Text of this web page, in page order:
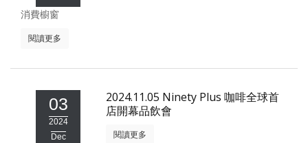
餐桌週記
享樂隨手拍
照相簿
影音區
創意出版服務
消費櫥窗
閱讀更多
03
2024
Dec
2024.11.05 Ninety Plus 咖啡全球首
店開幕品飲會
閱讀更多